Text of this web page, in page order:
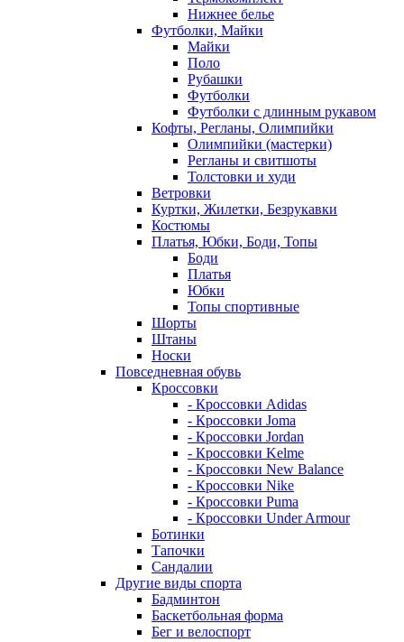
Нижнее белье
Футболки, Майки
Майки
Поло
Рубашки
Футболки
Футболки с длинным рукавом
Кофты, Регланы, Олимпийки
Олимпийки (мастерки)
Регланы и свитшоты
Толстовки и худи
Ветровки
Куртки, Жилетки, Безрукавки
Костюмы
Платья, Юбки, Боди, Топы
Боди
Платья
Юбки
Топы спортивные
Шорты
Штаны
Носки
Повседневная обувь
Кроссовки
- Кроссовки Adidas
- Кроссовки Joma
- Кроссовки Jordan
- Кроссовки Kelme
- Кроссовки New Balance
- Кроссовки Nike
- Кроссовки Puma
- Кроссовки Under Armour
Ботинки
Тапочки
Сандалии
Другие виды спорта
Бадминтон
Баскетбольная форма
Бег и велоспорт